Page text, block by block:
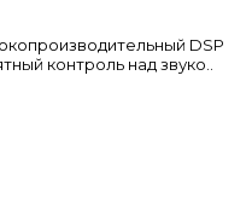
DSP
контроль над звуко..